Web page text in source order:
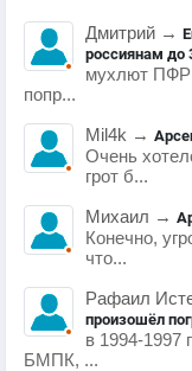
Дмитрий →
россиянам до
мухлют ПФР
попр...
Mil4k →
Очень
грот б...
Михаил →
Конечно,
что...
Рафаил
произошёл
в 1994-1997
БМПК, ...